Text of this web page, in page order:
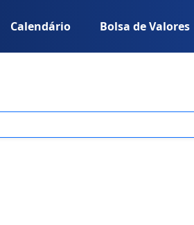
Calendário Bolsa de Valores